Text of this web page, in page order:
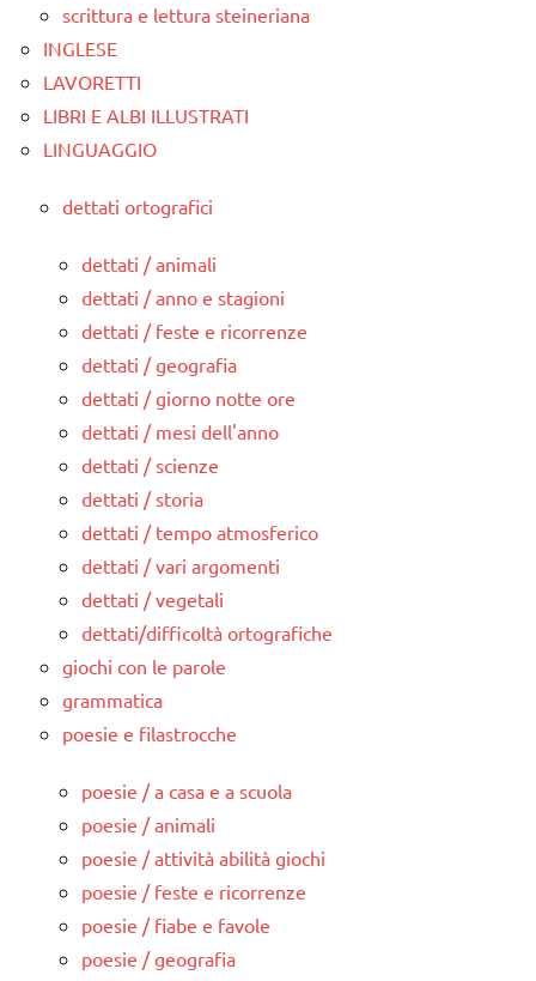
scrittura e lettura steineriana
INGLESE
LAVORETTI
LIBRI E ALBI ILLUSTRATI
LINGUAGGIO
dettati ortografici
dettati / animali
dettati / anno e stagioni
dettati / feste e ricorrenze
dettati / geografia
dettati / giorno notte ore
dettati / mesi dell'anno
dettati / scienze
dettati / storia
dettati / tempo atmosferico
dettati / vari argomenti
dettati / vegetali
dettati/difficoltà ortografiche
giochi con le parole
grammatica
poesie e filastrocche
poesie / a casa e a scuola
poesie / animali
poesie / attività abilità giochi
poesie / feste e ricorrenze
poesie / fiabe e favole
poesie / geografia